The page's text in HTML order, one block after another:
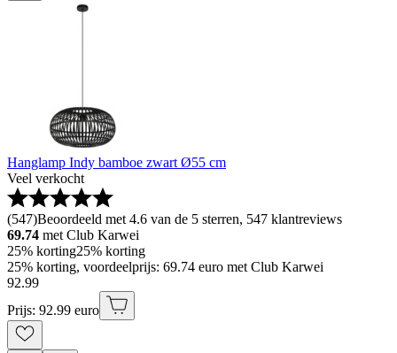
Hanglamp Indy bamboe zwart Ø55 cm
Veel verkocht
(547)Beoordeeld met 4.6 van de 5 sterren, 547 klantreviews
69.74 met Club Karwei
25% korting25% korting
25% korting, voordeelprijs: 69.74 euro met Club Karwei
92.99
Prijs: 92.99 euro